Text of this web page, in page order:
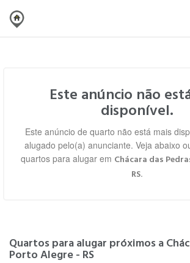
Este anúncio não
disponível.
Este anúncio de quarto não está mais
alugado pelo(a) anunciante. Veja abaixo
quartos para alugar em Chácara das
RS.
Quartos para alugar próximos a
Porto Alegre - RS